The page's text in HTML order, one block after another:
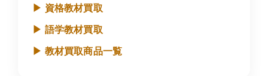
▶ 資格教材買取
▶ 語学教材買取
▶ 教材買取商品一覧